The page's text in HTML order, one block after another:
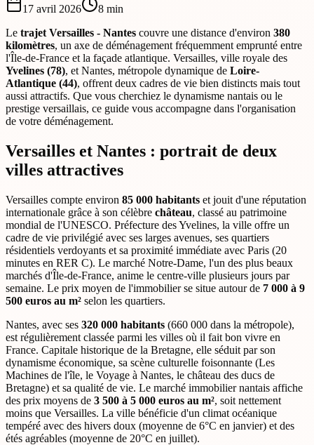
17 avril 2026 8 min
Le trajet Versailles - Nantes couvre une distance d'environ 380
kilomètres, un axe de déménagement fréquemment emprunté entre
l'Île-de-France et la façade atlantique. Versailles, ville royale des
Yvelines (78), et Nantes, métropole dynamique de Loire-
Atlantique (44), offrent deux cadres de vie bien distincts mais tout
aussi attractifs. Que vous cherchiez le dynamisme nantais ou le
prestige versaillais, ce guide vous accompagne dans l'organisation
de votre déménagement.
Versailles et Nantes : portrait de deux
villes attractives
Versailles compte environ 85 000 habitants et jouit d'une réputation
internationale grâce à son célèbre château, classé au patrimoine
mondial de l'UNESCO. Préfecture des Yvelines, la ville offre un
cadre de vie privilégié avec ses larges avenues, ses quartiers
résidentiels verdoyants et sa proximité immédiate avec Paris (20
minutes en RER C). Le marché Notre-Dame, l'un des plus beaux
marchés d'Île-de-France, anime le centre-ville plusieurs jours par
semaine. Le prix moyen de l'immobilier se situe autour de 7 000 à 9
500 euros au m² selon les quartiers.
Nantes, avec ses 320 000 habitants (660 000 dans la métropole),
est régulièrement classée parmi les villes où il fait bon vivre en
France. Capitale historique de la Bretagne, elle séduit par son
dynamisme économique, sa scène culturelle foisonnante (Les
Machines de l'île, le Voyage à Nantes, le château des ducs de
Bretagne) et sa qualité de vie. Le marché immobilier nantais affiche
des prix moyens de 3 500 à 5 000 euros au m², soit nettement
moins que Versailles. La ville bénéficie d'un climat océanique
tempéré avec des hivers doux (moyenne de 6°C en janvier) et des
étés agréables (moyenne de 20°C en juillet).